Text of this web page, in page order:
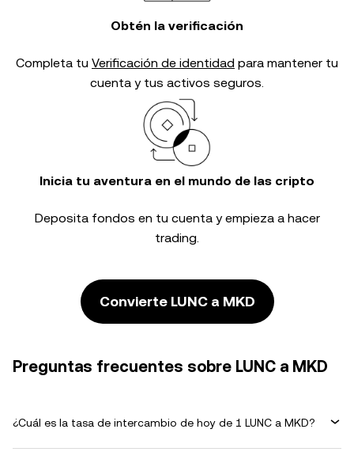
Obtén la verificación
Completa tu Verificación de identidad para mantener tu
cuenta y tus activos seguros.
Inicia tu aventura en el mundo de las cripto
Deposita fondos en tu cuenta y empieza a hacer
trading.
Convierte LUNC a MKD
Preguntas frecuentes sobre LUNC a MKD
¿Cuál es la tasa de intercambio de hoy de 1 LUNC a MKD?